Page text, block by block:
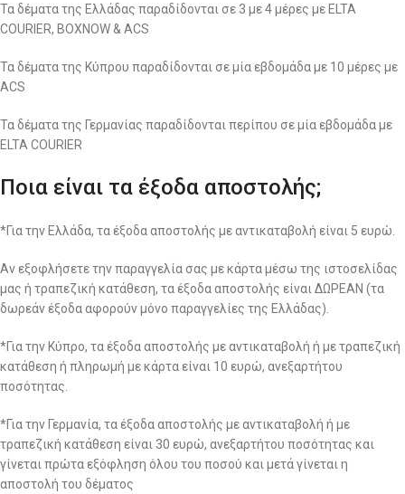
Τα δέματα της Ελλάδας παραδίδονται σε 3 με 4 μέρες με ELTA
COURIER, BOXNOW & ACS
Τα δέματα της Κύπρου παραδίδονται σε μία εβδομάδα με 10 μέρες με
ACS
Τα δέματα της Γερμανίας παραδίδονται περίπου σε μία εβδομάδα με
ELTA COURIER
Ποια είναι τα έξοδα αποστολής;
*Για την Ελλάδα, τα έξοδα αποστολής με αντικαταβολή είναι 5 ευρώ.
Αν εξοφλήσετε την παραγγελία σας με κάρτα μέσω της ιστοσελίδας
μας ή τραπεζική κατάθεση, τα έξοδα αποστολής είναι ΔΩΡΕΑΝ (τα
δωρεάν έξοδα αφορούν μόνο παραγγελίες της Ελλάδας).
*Για την Κύπρο, τα έξοδα αποστολής με αντικαταβολή ή με τραπεζική
κατάθεση ή πληρωμή με κάρτα είναι 10 ευρώ, ανεξαρτήτου
ποσότητας.
*Για την Γερμανία, τα έξοδα αποστολής με αντικαταβολή ή με
τραπεζική κατάθεση είναι 30 ευρώ, ανεξαρτήτου ποσότητας και
γίνεται πρώτα εξόφληση όλου του ποσού και μετά γίνεται η
αποστολή του δέματος